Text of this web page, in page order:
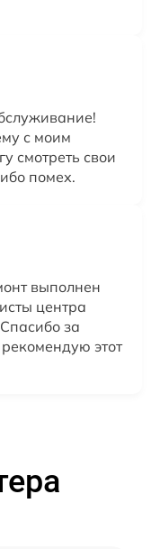
с моим
смотреть свои
помех.
выполнен
центра
за
этот